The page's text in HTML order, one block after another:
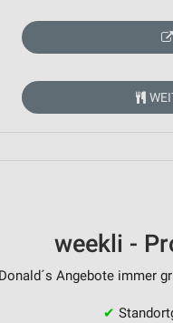
weekli -
Angebote immer
✔